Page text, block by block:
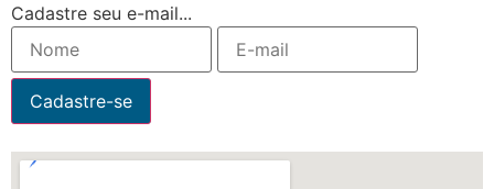
Cadastre seu e-mail...